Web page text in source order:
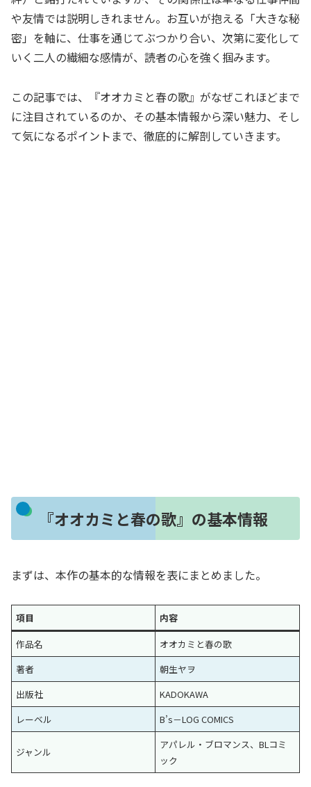
や友情では説明しきれません。お互いが抱える「大きな秘
密」を軸に、仕事を通じてぶつかり合い、次第に変化して
いく二人の繊細な感情が、読者の心を強く掴みます。
この記事では、『オオカミと春の歌』がなぜこれほどまで
に注目されているのか、その基本情報から深い魅力、そし
て気になるポイントまで、徹底的に解剖していきます。
『オオカミと春の歌』の基本情報
まずは、本作の基本的な情報を表にまとめました。
項目
内容
作品名
オオカミと春の歌
著者
朝生ヤヲ
出版社
KADOKAWA
レーベル
B’s－LOG COMICS
ジャンル
アパレル・ブロマンス、BLコミ
ック